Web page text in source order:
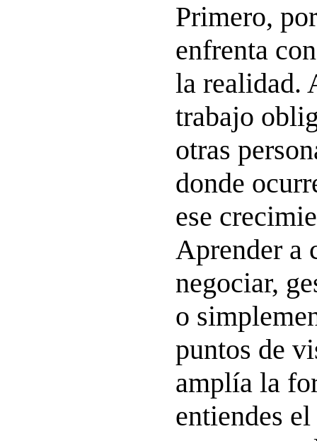
Primero,
enfrenta
la realidad.
trabajo
otras
donde
ese
Aprender a
negociar,
o
puntos de
amplía la
entiendes